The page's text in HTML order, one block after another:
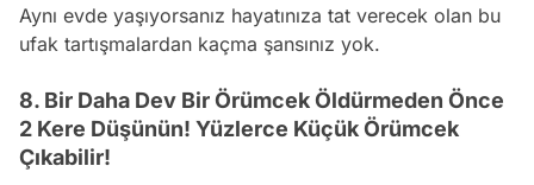
Aynı evde yaşıyorsanız hayatınıza tat verecek olan bu
ufak tartışmalardan kaçma şansınız yok.
8. Bir Daha Dev Bir Örümcek Öldürmeden Önce
2 Kere Düşünün! Yüzlerce Küçük Örümcek
Çıkabilir!